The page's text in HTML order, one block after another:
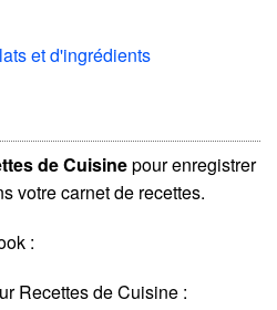
et d'ingrédients
de Cuisinepour enregistrer
votre carnet de recettes.
:
Recettes de Cuisine :